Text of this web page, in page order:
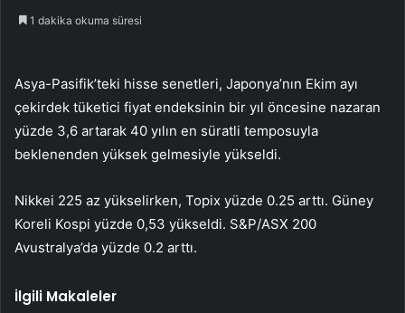
1 dakika okuma süresi
Asya-Pasifik’teki hisse senetleri, Japonya’nın Ekim ayı
çekirdek tüketici fiyat endeksinin bir yıl öncesine nazaran
yüzde 3,6 artarak 40 yılın en süratli temposuyla
beklenenden yüksek gelmesiyle yükseldi.
Nikkei 225 az yükselirken, Topix yüzde 0.25 arttı. Güney
Koreli Kospi yüzde 0,53 yükseldi. S&P/ASX 200
Avustralya’da yüzde 0.2 arttı.
İlgili Makaleler